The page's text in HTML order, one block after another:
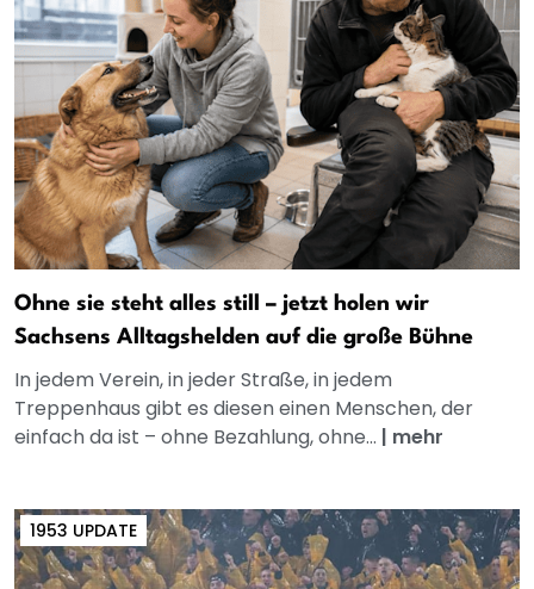
Ohne sie steht alles still – jetzt holen wir
Sachsens Alltagshelden auf die große Bühne
In jedem Verein, in jeder Straße, in jedem
Treppenhaus gibt es diesen einen Menschen, der
einfach da ist – ohne Bezahlung, ohne... | mehr
1953 UPDATE